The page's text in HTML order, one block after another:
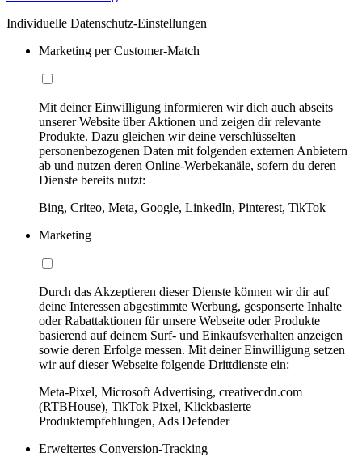
Individuelle Datenschutz-Einstellungen
Marketing per Customer-Match
Mit deiner Einwilligung informieren wir dich auch abseits
unserer Website über Aktionen und zeigen dir relevante
Produkte. Dazu gleichen wir deine verschlüsselten
personenbezogenen Daten mit folgenden externen Anbietern
ab und nutzen deren Online-Werbekanäle, sofern du deren
Dienste bereits nutzt:
Bing, Criteo, Meta, Google, LinkedIn, Pinterest, TikTok
Marketing
Durch das Akzeptieren dieser Dienste können wir dir auf
deine Interessen abgestimmte Werbung, gesponserte Inhalte
oder Rabattaktionen für unsere Webseite oder Produkte
basierend auf deinem Surf- und Einkaufsverhalten anzeigen
sowie deren Erfolge messen. Mit deiner Einwilligung setzen
wir auf dieser Webseite folgende Drittdienste ein:
Meta-Pixel, Microsoft Advertising, creativecdn.com
(RTBHouse), TikTok Pixel, Klickbasierte
Produktempfehlungen, Ads Defender
Erweitertes Conversion-Tracking